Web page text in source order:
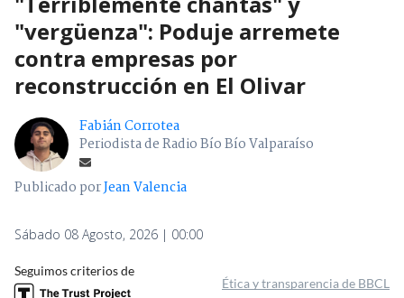
"vergüenza": Poduje arremete
contra empresas por
reconstrucción en El Olivar
Fabián Corrotea
Periodista de Radio Bío Bío Valparaíso
Publicado porJean Valencia
Sábado 08 Agosto, 2026 | 00:00
Seguimos criterios de
Ética y transparencia de BBCL